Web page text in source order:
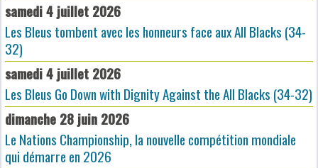
samedi 4 juillet 2026
Les Bleus tombent avec les honneurs face aux All Blacks (34-
32)
samedi 4 juillet 2026
Les Bleus Go Down with Dignity Against the All Blacks (34-32)
dimanche 28 juin 2026
Le Nations Championship, la nouvelle compétition mondiale
qui démarre en 2026